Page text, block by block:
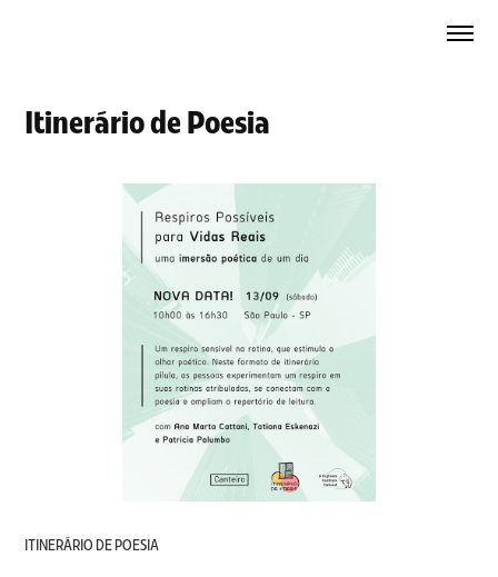
Itinerário de Poesia
ITINERÁRIO DE POESIA